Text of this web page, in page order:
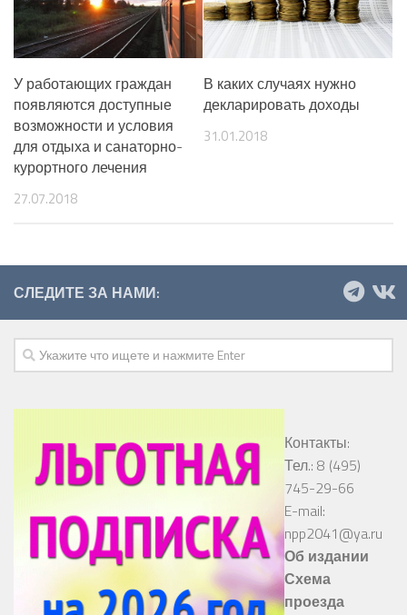
У работающих граждан
появляются доступные
возможности и условия
для отдыха и санаторно-
курортного лечения
27.07.2018
В каких случаях нужно
декларировать доходы
31.01.2018
СЛЕДИТЕ ЗА НАМИ:
Контакты:
Тел.: 8 (495)
745-29-66
E-mail:
npp2041@ya.ru
Об издании
Схема
проезда